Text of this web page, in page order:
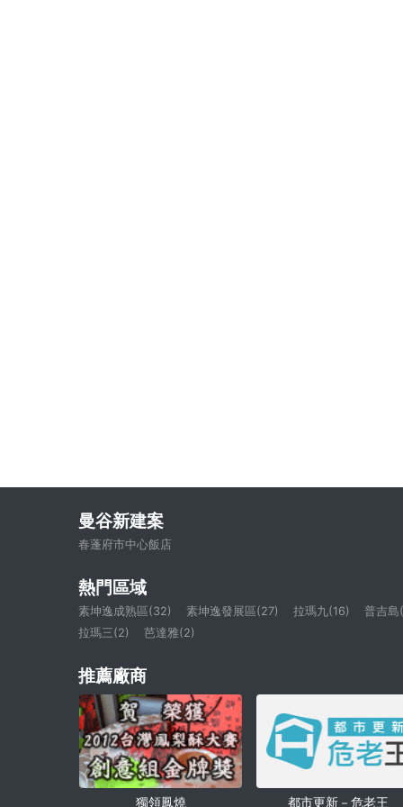
曼谷新建案
春蓬府市中心飯店
熱門區域
素坤逸成熟區(32) 素坤逸發展區(27) 拉瑪九(16) 普吉島
拉瑪三(2)
芭達雅(2)
推薦廠商
獨領鳳燒 都市更新－危老王